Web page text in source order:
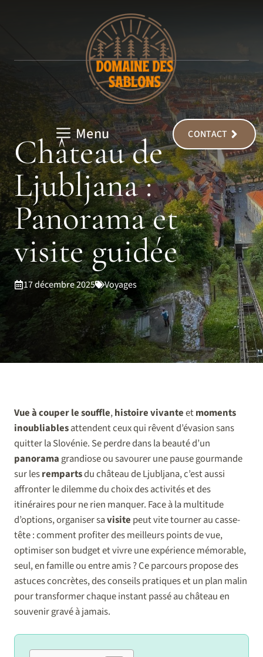
Menu CONTACT
Château de
Ljubljana :
Panorama et
visite guidée
17 décembre 2025 Voyages
Vue à couper le souffle,histoire vivanteetmoments
inoubliablesattendent ceux qui rêvent d’évasion sans
quitter la Slovénie. Se perdre dans la beauté d’un
panoramagrandiose ou savourer une pause gourmande
sur lesrempartsdu château de Ljubljana, c’est aussi
affronter le dilemme du choix des activités et des
itinéraires pour ne rien manquer. Face à la multitude
d’options, organiser savisite peut vite tourner au casse-
tête : comment profiter des meilleurs points de vue,
optimiser son budget et vivre une expérience mémorable,
seul, en famille ou entre amis ? Ce parcours propose des
astuces concrètes, des conseils pratiques et un plan malin
pour transformer chaque instant passé au château en
souvenir gravé à jamais.